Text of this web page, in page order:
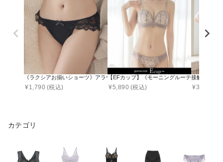
《ラクシアお揃いショーツ》アラウンドレースショーツ【ショーツ単品】
¥1,790 (税込)
【EFカップ】《モーニングルーティンブラ》
¥5,890 (税込)
接触冷感リ
¥3,090
カテゴリ